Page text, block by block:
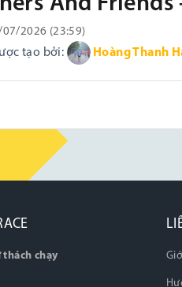
2026 (23:59)
tạo bởi: Hoàng Thanh
thách chạy